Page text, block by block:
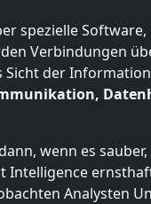
spezielle
Verbindungen
Sicht der
wenn es
Intelligence
Analysten